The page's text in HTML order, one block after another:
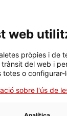
de revisió de
hàbitat: casos
web
pròpies i de
del web i
totes o configurar-
sobre l'ús de